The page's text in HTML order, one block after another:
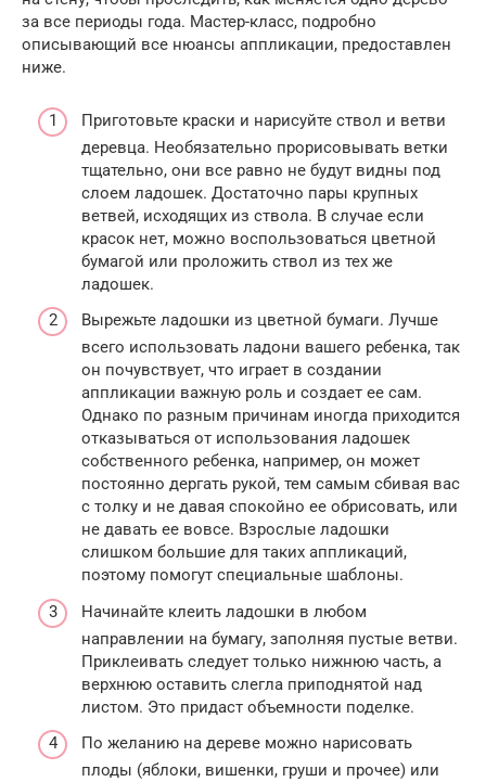
за все периоды года. Мастер-класс, подробно
описывающий все нюансы аппликации, предоставлен
ниже.
Приготовьте краски и нарисуйте ствол и ветви
деревца. Необязательно прорисовывать ветки
тщательно, они все равно не будут видны под
слоем ладошек. Достаточно пары крупных
ветвей, исходящих из ствола. В случае если
красок нет, можно воспользоваться цветной
бумагой или проложить ствол из тех же
ладошек.
Вырежьте ладошки из цветной бумаги. Лучше
всего использовать ладони вашего ребенка, так
он почувствует, что играет в создании
аппликации важную роль и создает ее сам.
Однако по разным причинам иногда приходится
отказываться от использования ладошек
собственного ребенка, например, он может
постоянно дергать рукой, тем самым сбивая вас
с толку и не давая спокойно ее обрисовать, или
не давать ее вовсе. Взрослые ладошки
слишком большие для таких аппликаций,
поэтому помогут специальные шаблоны.
Начинайте клеить ладошки в любом
направлении на бумагу, заполняя пустые ветви.
Приклеивать следует только нижнюю часть, а
верхнюю оставить слегла приподнятой над
листом. Это придаст объемности поделке.
По желанию на дереве можно нарисовать
плоды (яблоки, вишенки, груши и прочее) или